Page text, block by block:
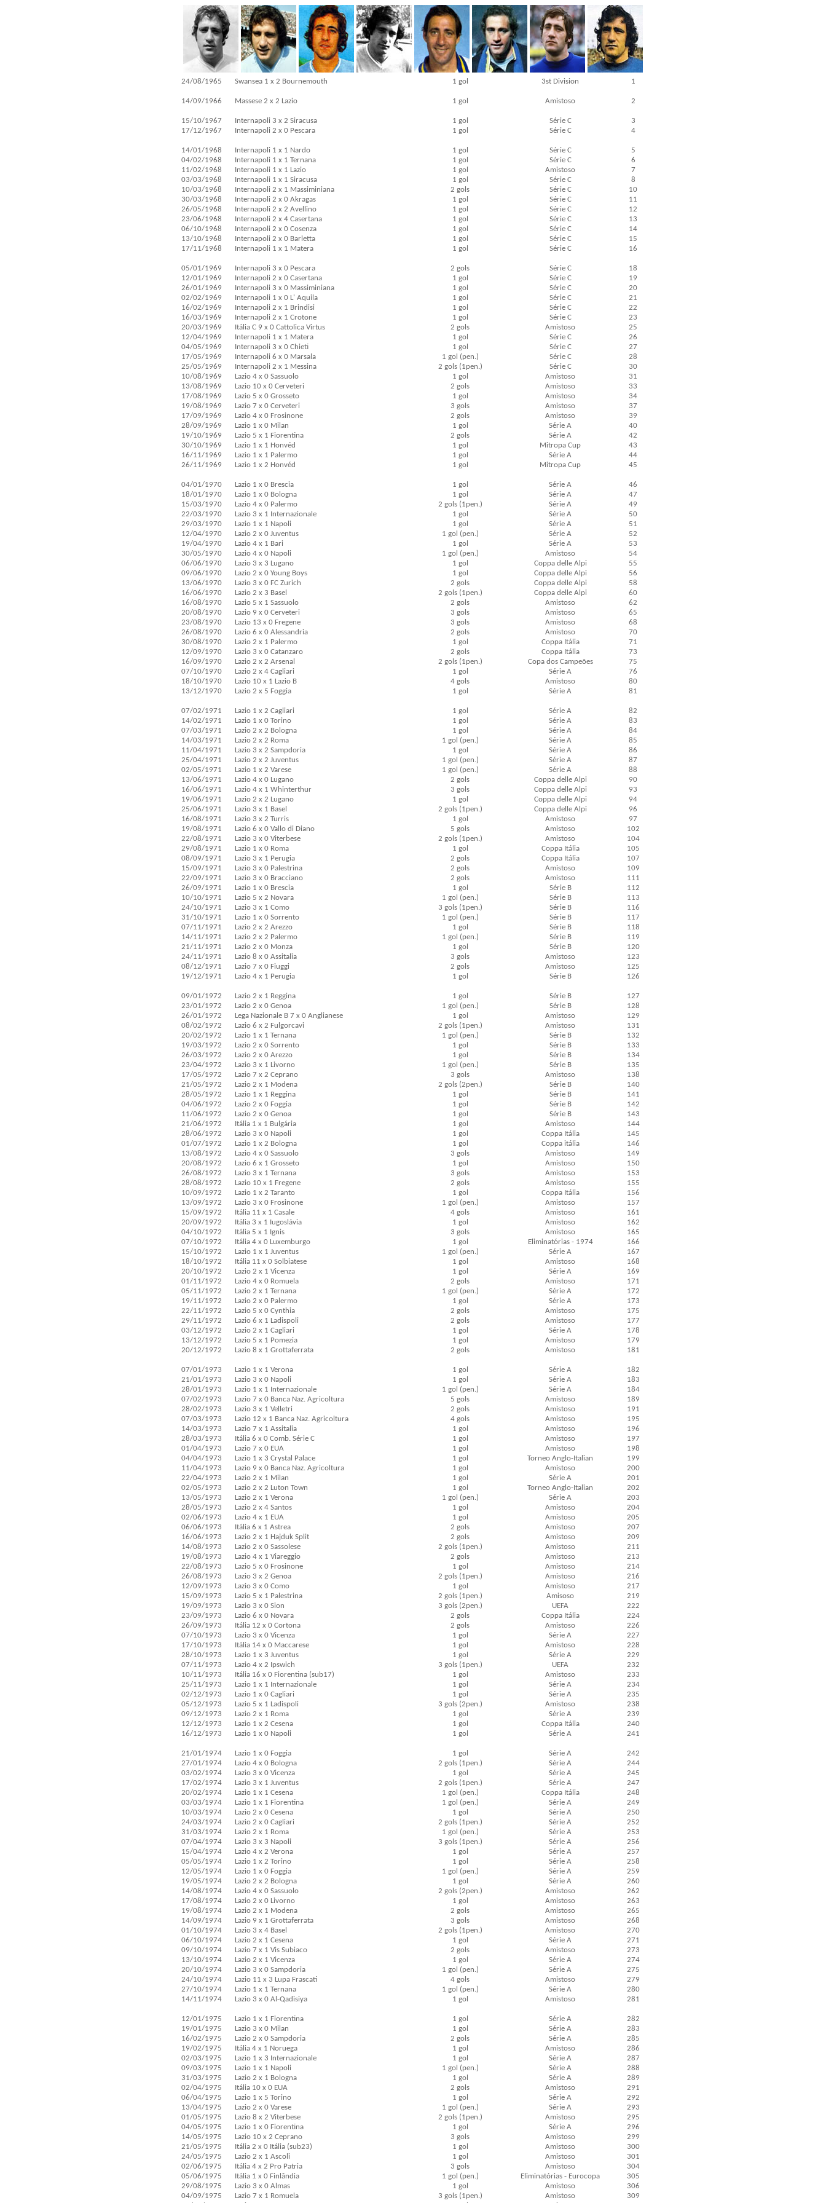
24/08/1965
14/09/1966
15/10/1967
17/12/1967
14/01/1968
04/02/1968
11/02/1968
03/03/1968
10/03/1968
30/03/1968
26/05/1968
23/06/1968
06/10/1968
13/10/1968
17/11/1968
05/01/1969
12/01/1969
26/01/1969
02/02/1969
16/02/1969
16/03/1969
20/03/1969
12/04/1969
04/05/1969
17/05/1969
25/05/1969
10/08/1969
13/08/1969
17/08/1969
19/08/1969
17/09/1969
28/09/1969
19/10/1969
30/10/1969
16/11/1969
26/11/1969
04/01/1970
18/01/1970
15/03/1970
22/03/1970
29/03/1970
12/04/1970
19/04/1970
30/05/1970
06/06/1970
09/06/1970
13/06/1970
16/06/1970
16/08/1970
20/08/1970
23/08/1970
26/08/1970
30/08/1970
12/09/1970
16/09/1970
07/10/1970
18/10/1970
13/12/1970
07/02/1971
14/02/1971
07/03/1971
14/03/1971
11/04/1971
25/04/1971
02/05/1971
13/06/1971
16/06/1971
19/06/1971
25/06/1971
16/08/1971
19/08/1971
22/08/1971
29/08/1971
08/09/1971
15/09/1971
22/09/1971
26/09/1971
10/10/1971
24/10/1971
31/10/1971
07/11/1971
14/11/1971
21/11/1971
24/11/1971
08/12/1971
19/12/1971
09/01/1972
23/01/1972
26/01/1972
08/02/1972
20/02/1972
19/03/1972
26/03/1972
23/04/1972
17/05/1972
21/05/1972
28/05/1972
04/06/1972
11/06/1972
21/06/1972
28/06/1972
01/07/1972
13/08/1972
20/08/1972
26/08/1972
28/08/1972
10/09/1972
13/09/1972
15/09/1972
20/09/1972
04/10/1972
07/10/1972
15/10/1972
18/10/1972
20/10/1972
01/11/1972
05/11/1972
19/11/1972
22/11/1972
29/11/1972
03/12/1972
13/12/1972
20/12/1972
07/01/1973
21/01/1973
28/01/1973
07/02/1973
28/02/1973
07/03/1973
14/03/1973
28/03/1973
01/04/1973
04/04/1973
11/04/1973
22/04/1973
02/05/1973
13/05/1973
28/05/1973
02/06/1973
06/06/1973
16/06/1973
14/08/1973
19/08/1973
22/08/1973
26/08/1973
12/09/1973
15/09/1973
19/09/1973
23/09/1973
26/09/1973
07/10/1973
17/10/1973
28/10/1973
07/11/1973
10/11/1973
25/11/1973
02/12/1973
05/12/1973
09/12/1973
12/12/1973
16/12/1973
21/01/1974
27/01/1974
03/02/1974
17/02/1974
20/02/1974
03/03/1974
10/03/1974
24/03/1974
31/03/1974
07/04/1974
15/04/1974
05/05/1974
12/05/1974
19/05/1974
14/08/1974
17/08/1974
19/08/1974
14/09/1974
01/10/1974
06/10/1974
09/10/1974
13/10/1974
20/10/1974
24/10/1974
27/10/1974
14/11/1974
12/01/1975
19/01/1975
16/02/1975
19/02/1975
02/03/1975
09/03/1975
31/03/1975
02/04/1975
06/04/1975
13/04/1975
01/05/1975
04/05/1975
14/05/1975
21/05/1975
24/05/1975
02/06/1975
05/06/1975
29/08/1975
04/09/1975
Swansea 1 x 2 Bournemouth
Massese 2 x 2 Lazio
Internapoli 3 x 2 Siracusa
Internapoli 2 x 0 Pescara
Internapoli 1 x 1 Nardo
Internapoli 1 x 1 Ternana
Internapoli 1 x 1 Lazio
Internapoli 1 x 1 Siracusa
Internapoli 2 x 1 Massiminiana
Internapoli 2 x 0 Akragas
Internapoli 2 x 2 Avellino
Internapoli 2 x 4 Casertana
Internapoli 2 x 0 Cosenza
Internapoli 2 x 0 Barletta
Internapoli 1 x 1 Matera
Internapoli 3 x 0 Pescara
Internapoli 2 x 0 Casertana
Internapoli 3 x 0 Massiminiana
Internapoli 1 x 0 L' Aquila
Internapoli 2 x 1 Brindisi
Internapoli 2 x 1 Crotone
Itália C 9 x 0 Cattolica Virtus
Internapoli 1 x 1 Matera
Internapoli 3 x 0 Chieti
Internapoli 6 x 0 Marsala
Internapoli 2 x 1 Messina
Lazio 4 x 0 Sassuolo
Lazio 10 x 0 Cerveteri
Lazio 5 x 0 Grosseto
Lazio 7 x 0 Cerveteri
Lazio 4 x 0 Frosinone
Lazio 1 x 0 Milan
Lazio 5 x 1 Fiorentina
Lazio 1 x 1 Honvéd
Lazio 1 x 1 Palermo
Lazio 1 x 2 Honvéd
Lazio 1 x 0 Brescia
Lazio 1 x 0 Bologna
Lazio 4 x 0 Palermo
Lazio 3 x 1 Internazionale
Lazio 1 x 1 Napoli
Lazio 2 x 0 Juventus
Lazio 4 x 1 Bari
Lazio 4 x 0 Napoli
Lazio 3 x 3 Lugano
Lazio 2 x 0 Young Boys
Lazio 3 x 0 FC Zurich
Lazio 2 x 3 Basel
Lazio 5 x 1 Sassuolo
Lazio 9 x 0 Cerveteri
Lazio 13 x 0 Fregene
Lazio 6 x 0 Alessandria
Lazio 2 x 1 Palermo
Lazio 3 x 0 Catanzaro
Lazio 2 x 2 Arsenal
Lazio 2 x 4 Cagliari
Lazio 10 x 1 Lazio B
Lazio 2 x 5 Foggia
Lazio 1 x 2 Cagliari
Lazio 1 x 0 Torino
Lazio 2 x 2 Bologna
Lazio 2 x 2 Roma
Lazio 3 x 2 Sampdoria
Lazio 2 x 2 Juventus
Lazio 1 x 2 Varese
Lazio 4 x 0 Lugano
Lazio 4 x 1 Whinterthur
Lazio 2 x 2 Lugano
Lazio 3 x 1 Basel
Lazio 3 x 2 Turris
Lazio 6 x 0 Vallo di Diano
Lazio 3 x 0 Viterbese
Lazio 1 x 0 Roma
Lazio 3 x 1 Perugia
Lazio 3 x 0 Palestrina
Lazio 3 x 0 Bracciano
Lazio 1 x 0 Brescia
Lazio 5 x 2 Novara
Lazio 3 x 1 Como
Lazio 1 x 0 Sorrento
Lazio 2 x 2 Arezzo
Lazio 2 x 2 Palermo
Lazio 2 x 0 Monza
Lazio 8 x 0 Assitalia
Lazio 7 x 0 Fiuggi
Lazio 4 x 1 Perugia
Lazio 2 x 1 Reggina
Lazio 2 x 0 Genoa
Lega Nazionale B 7 x 0 Anglianese
Lazio 6 x 2 Fulgorcavi
Lazio 1 x 1 Ternana
Lazio 2 x 0 Sorrento
Lazio 2 x 0 Arezzo
Lazio 3 x 1 Livorno
Lazio 7 x 2 Ceprano
Lazio 2 x 1 Modena
Lazio 1 x 1 Reggina
Lazio 2 x 0 Foggia
Lazio 2 x 0 Genoa
Itália 1 x 1 Bulgária
Lazio 3 x 0 Napoli
Lazio 1 x 2 Bologna
Lazio 4 x 0 Sassuolo
Lazio 6 x 1 Grosseto
Lazio 3 x 1 Ternana
Lazio 10 x 1 Fregene
Lazio 1 x 2 Taranto
Lazio 3 x 0 Frosinone
Itália 11 x 1 Casale
Itália 3 x 1 Iugoslávia
Itália 5 x 1 Ignis
Itália 4 x 0 Luxemburgo
Lazio 1 x 1 Juventus
Itália 11 x 0 Solbiatese
Lazio 2 x 1 Vicenza
Lazio 4 x 0 Romuela
Lazio 2 x 1 Ternana
Lazio 2 x 0 Palermo
Lazio 5 x 0 Cynthia
Lazio 6 x 1 Ladispoli
Lazio 2 x 1 Cagliari
Lazio 5 x 1 Pomezia
Lazio 8 x 1 Grottaferrata
Lazio 1 x 1 Verona
Lazio 3 x 0 Napoli
Lazio 1 x 1 Internazionale
Lazio 7 x 0 Banca Naz. Agricoltura
Lazio 3 x 1 Velletri
Lazio 12 x 1 Banca Naz. Agricoltura
Lazio 7 x 1 Assitalia
Itália 6 x 0 Comb. Série C
Lazio 7 x 0 EUA
Lazio 1 x 3 Crystal Palace
Lazio 9 x 0 Banca Naz. Agricoltura
Lazio 2 x 1 Milan
Lazio 2 x 2 Luton Town
Lazio 2 x 1 Verona
Lazio 2 x 4 Santos
Lazio 4 x 1 EUA
Itália 6 x 1 Astrea
Lazio 2 x 1 Hajduk Split
Lazio 2 x 0 Sassolese
Lazio 4 x 1 Viareggio
Lazio 5 x 0 Frosinone
Lazio 3 x 2 Genoa
Lazio 3 x 0 Como
Lazio 5 x 1 Palestrina
Lazio 3 x 0 Sion
Lazio 6 x 0 Novara
Itália 12 x 0 Cortona
Lazio 3 x 0 Vicenza
Itália 14 x 0 Maccarese
Lazio 1 x 3 Juventus
Lazio 4 x 2 Ipswich
Itália 16 x 0 Fiorentina (sub17)
Lazio 1 x 1 Internazionale
Lazio 1 x 0 Cagliari
Lazio 5 x 1 Ladispoli
Lazio 2 x 1 Roma
Lazio 1 x 2 Cesena
Lazio 1 x 0 Napoli
Lazio 1 x 0 Foggia
Lazio 4 x 0 Bologna
Lazio 3 x 0 Vicenza
Lazio 3 x 1 Juventus
Lazio 1 x 1 Cesena
Lazio 1 x 1 Fiorentina
Lazio 2 x 0 Cesena
Lazio 2 x 0 Cagliari
Lazio 2 x 1 Roma
Lazio 3 x 3 Napoli
Lazio 4 x 2 Verona
Lazio 1 x 2 Torino
Lazio 1 x 0 Foggia
Lazio 2 x 2 Bologna
Lazio 4 x 0 Sassuolo
Lazio 2 x 0 Livorno
Lazio 2 x 1 Modena
Lazio 9 x 1 Grottaferrata
Lazio 3 x 4 Basel
Lazio 2 x 1 Cesena
Lazio 7 x 1 Vis Subiaco
Lazio 2 x 1 Vicenza
Lazio 3 x 0 Sampdoria
Lazio 11 x 3 Lupa Frascati
Lazio 1 x 1 Ternana
Lazio 3 x 0 Al-Qadisiya
Lazio 1 x 1 Fiorentina
Lazio 3 x 0 Milan
Lazio 2 x 0 Sampdoria
Itália 4 x 1 Noruega
Lazio 1 x 3 Internazionale
Lazio 1 x 1 Napoli
Lazio 2 x 1 Bologna
Itália 10 x 0 EUA
Lazio 1 x 5 Torino
Lazio 2 x 0 Varese
Lazio 8 x 2 Viterbese
Lazio 1 x 0 Fiorentina
Lazio 10 x 2 Ceprano
Itália 2 x 0 Itália (sub23)
Lazio 2 x 1 Ascoli
Itália 4 x 2 Pro Patria
Itália 1 x 0 Finlândia
Lazio 3 x 0 Almas
Lazio 7 x 1 Romuela
1 gol
1 gol
1 gol
1 gol
1 gol
1 gol
1 gol
1 gol
2 gols
1 gol
1 gol
1 gol
1 gol
1 gol
1 gol
2 gols
1 gol
1 gol
1 gol
1 gol
1 gol
2 gols
1 gol
1 gol
1 gol (pen.)
2 gols (1pen.)
1 gol
2 gols
1 gol
3 gols
2 gols
1 gol
2 gols
1 gol
1 gol
1 gol
1 gol
1 gol
2 gols (1pen.)
1 gol
1 gol
1 gol (pen.)
1 gol
1 gol (pen.)
1 gol
1 gol
2 gols
2 gols (1pen.)
2 gols
3 gols
3 gols
2 gols
1 gol
2 gols
2 gols (1pen.)
1 gol
4 gols
1 gol
1 gol
1 gol
1 gol
1 gol (pen.)
1 gol
1 gol (pen.)
1 gol (pen.)
2 gols
3 gols
1 gol
2 gols (1pen.)
1 gol
5 gols
2 gols (1pen.)
1 gol
2 gols
2 gols
2 gols
1 gol
1 gol (pen.)
3 gols (1pen.)
1 gol (pen.)
1 gol
1 gol (pen.)
1 gol
3 gols
2 gols
1 gol
1 gol
1 gol (pen.)
1 gol
2 gols (1pen.)
1 gol (pen.)
1 gol
1 gol
1 gol (pen.)
3 gols
2 gols (2pen.)
1 gol
1 gol
1 gol
1 gol
1 gol
1 gol
3 gols
1 gol
3 gols
2 gols
1 gol
1 gol (pen.)
4 gols
1 gol
3 gols
1 gol
1 gol (pen.)
1 gol
1 gol
2 gols
1 gol (pen.)
1 gol
2 gols
2 gols
1 gol
1 gol
2 gols
1 gol
1 gol
1 gol (pen.)
5 gols
2 gols
4 gols
1 gol
1 gol
1 gol
1 gol
1 gol
1 gol
1 gol
1 gol (pen.)
1 gol
1 gol
2 gols
2 gols
2 gols (1pen.)
2 gols
1 gol
2 gols (1pen.)
1 gol
2 gols (1pen.)
3 gols (2pen.)
2 gols
2 gols
1 gol
1 gol
1 gol
3 gols (1pen.)
1 gol
1 gol
1 gol
3 gols (2pen.)
1 gol
1 gol
1 gol
1 gol
2 gols (1pen.)
1 gol
2 gols (1pen.)
1 gol (pen.)
1 gol (pen.)
1 gol
2 gols (1pen.)
1 gol (pen.)
3 gols (1pen.)
1 gol
1 gol
1 gol (pen.)
1 gol
2 gols (2pen.)
1 gol
2 gols
3 gols
2 gols (1pen.)
1 gol
2 gols
1 gol
1 gol (pen.)
4 gols
1 gol (pen.)
1 gol
1 gol
1 gol
2 gols
1 gol
1 gol
1 gol (pen.)
1 gol
2 gols
1 gol
1 gol (pen.)
2 gols (1pen.)
1 gol
3 gols
1 gol
1 gol
3 gols
1 gol (pen.)
1 gol
3 gols (1pen.)
3st Division
Amistoso
Série C
Série C
Série C
Série C
Amistoso
Série C
Série C
Série C
Série C
Série C
Série C
Série C
Série C
Série C
Série C
Série C
Série C
Série C
Série C
Amistoso
Série C
Série C
Série C
Série C
Amistoso
Amistoso
Amistoso
Amistoso
Amistoso
Série A
Série A
Mitropa Cup
Série A
Mitropa Cup
Série A
Série A
Série A
Série A
Série A
Série A
Série A
Amistoso
Coppa delle Alpi
Coppa delle Alpi
Coppa delle Alpi
Coppa delle Alpi
Amistoso
Amistoso
Amistoso
Amistoso
Coppa Itália
Coppa Itália
Copa dos Campeões
Série A
Amistoso
Série A
Série A
Série A
Série A
Série A
Série A
Série A
Série A
Coppa delle Alpi
Coppa delle Alpi
Coppa delle Alpi
Coppa delle Alpi
Amistoso
Amistoso
Amistoso
Coppa Itália
Coppa Itália
Amistoso
Amistoso
Série B
Série B
Série B
Série B
Série B
Série B
Série B
Amistoso
Amistoso
Série B
Série B
Série B
Amistoso
Amistoso
Série B
Série B
Série B
Série B
Amistoso
Série B
Série B
Série B
Série B
Amistoso
Coppa Itália
Coppa itália
Amistoso
Amistoso
Amistoso
Amistoso
Coppa Itália
Amistoso
Amistoso
Amistoso
Amistoso
Eliminatórias - 1974
Série A
Amistoso
Série A
Amistoso
Série A
Série A
Amistoso
Amistoso
Série A
Amistoso
Amistoso
Série A
Série A
Série A
Amistoso
Amistoso
Amistoso
Amistoso
Amistoso
Amistoso
Torneo Anglo-Italian
Amistoso
Série A
Torneo Anglo-Italian
Série A
Amistoso
Amistoso
Amistoso
Amistoso
Amistoso
Amistoso
Amistoso
Amistoso
Amistoso
Amisoso
UEFA
Coppa Itália
Amistoso
Série A
Amistoso
Série A
UEFA
Amistoso
Série A
Série A
Amistoso
Série A
Coppa Itália
Série A
Série A
Série A
Série A
Série A
Coppa Itália
Série A
Série A
Série A
Série A
Série A
Série A
Série A
Série A
Série A
Amistoso
Amistoso
Amistoso
Amistoso
Amistoso
Série A
Amistoso
Série A
Série A
Amistoso
Série A
Amistoso
Série A
Série A
Série A
Amistoso
Série A
Série A
Série A
Amistoso
Série A
Série A
Amistoso
Série A
Amistoso
Amistoso
Amistoso
Amistoso
Eliminatórias - Eurocopa
Amistoso
Amistoso
1
2
3
4
5
6
7
8
10
11
12
13
14
15
16
18
19
20
21
22
23
25
26
27
28
30
31
33
34
37
39
40
42
43
44
45
46
47
49
50
51
52
53
54
55
56
58
60
62
65
68
70
71
73
75
76
80
81
82
83
84
85
86
87
88
90
93
94
96
97
102
104
105
107
109
111
112
113
116
117
118
119
120
123
125
126
127
128
129
131
132
133
134
135
138
140
141
142
143
144
145
146
149
150
153
155
156
157
161
162
165
166
167
168
169
171
172
173
175
177
178
179
181
182
183
184
189
191
195
196
197
198
199
200
201
202
203
204
205
207
209
211
213
214
216
217
219
222
224
226
227
228
229
232
233
234
235
238
239
240
241
242
244
245
247
248
249
250
252
253
256
257
258
259
260
262
263
265
268
270
271
273
274
275
279
280
281
282
283
285
286
287
288
289
291
292
293
295
296
299
300
301
304
305
306
309